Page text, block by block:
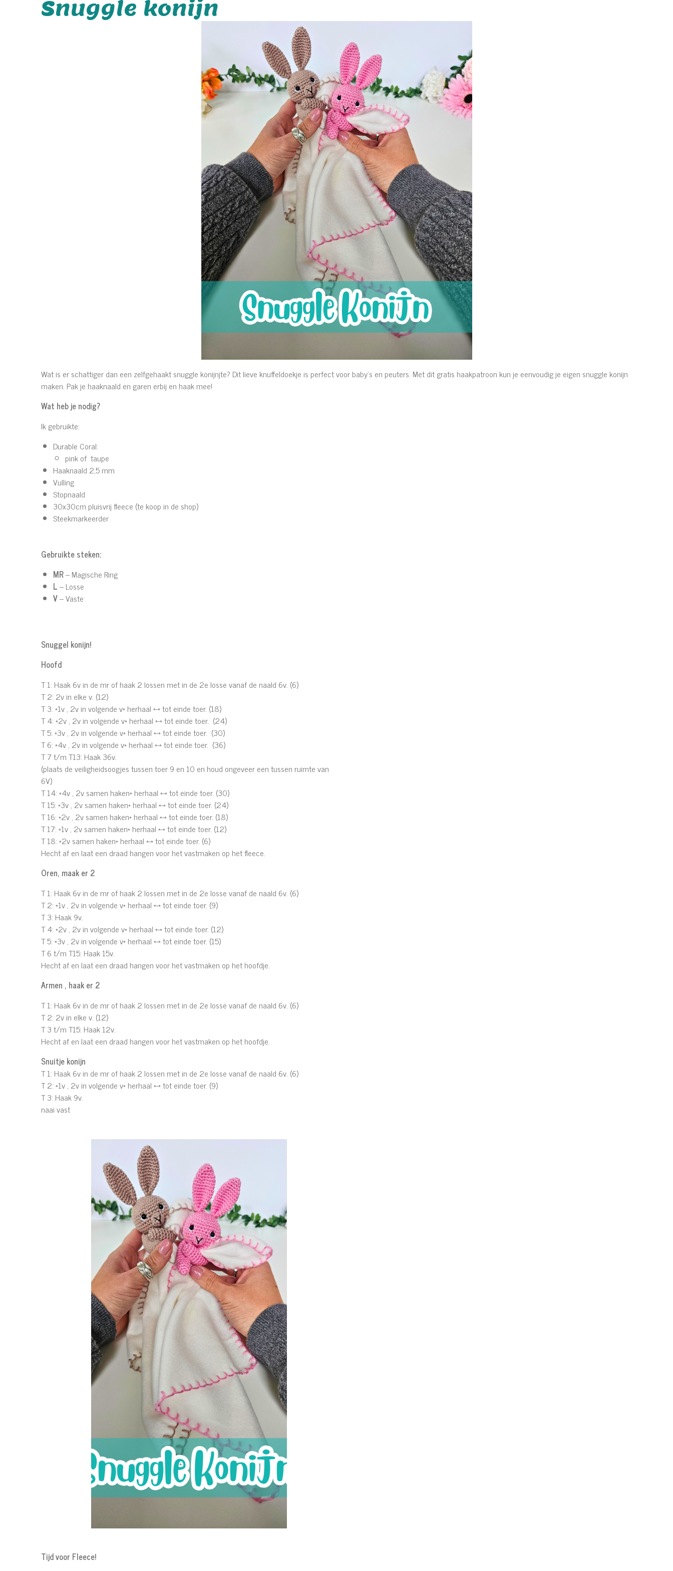
Snuggle konijn
Wat is er schattiger dan een zelfgehaakt snuggle konijnjte? Dit lieve knuffeldoekje is perfect voor baby's en peuters. Met dit gratis haakpatroon kun je eenvoudig je eigen snuggle konijn
maken. Pak je haaknaald en garen erbij en haak mee!
Wat heb je nodig?
Ik gebruikte:
Durable Coral:
pink of taupe
Haaknaald 2,5 mm
Vulling
Stopnaald
30x30cm pluisvrij fleece (te koop in de shop)
Steekmarkeerder
Gebruikte steken:
MR– Magische Ring
L– Losse
V– Vaste
Snuggel konijn!
Hoofd
T 1: Haak 6v in de mr of haak 2 lossen met in de 2e losse vanaf de naald 6v. (6)
T 2: 2v in elke v. (12)
T 3: *1v , 2v in volgende v* herhaal *-* tot einde toer. (18)
T 4: *2v , 2v in volgende v* herhaal *-* tot einde toer. (24)
T 5: *3v , 2v in volgende v* herhaal *-* tot einde toer. (30)
T 6: *4v , 2v in volgende v* herhaal *-* tot einde toer. (36)
T 7 t/m T13: Haak 36v.
(plaats de veiligheidsoogjes tussen toer 9 en 10 en houd ongeveer een tussen ruimte van
6V)
T 14: *4v , 2v samen haken* herhaal *-* tot einde toer. (30)
T 15: *3v , 2v samen haken* herhaal *-* tot einde toer. (24)
T 16: *2v , 2v samen haken* herhaal *-* tot einde toer. (18)
T 17: *1v , 2v samen haken* herhaal *-* tot einde toer. (12)
T 18: *2v samen haken* herhaal *-* tot einde toer. (6)
Hecht af en laat een draad hangen voor het vastmaken op het fleece.
Oren, maak er 2
T 1: Haak 6v in de mr of haak 2 lossen met in de 2e losse vanaf de naald 6v. (6)
T 2: *1v , 2v in volgende v* herhaal *-* tot einde toer. (9)
T 3: Haak 9v.
T 4: *2v , 2v in volgende v* herhaal *-* tot einde toer. (12)
T 5: *3v , 2v in volgende v* herhaal *-* tot einde toer. (15)
T 6 t/m T15: Haak 15v.
Hecht af en laat een draad hangen voor het vastmaken op het hoofdje.
Armen , haak er 2
T 1: Haak 6v in de mr of haak 2 lossen met in de 2e losse vanaf de naald 6v. (6)
T 2: 2v in elke v. (12)
T 3 t/m T15: Haak 12v.
Hecht af en laat een draad hangen voor het vastmaken op het hoofdje.
Snuitje konijn
T 1: Haak 6v in de mr of haak 2 lossen met in de 2e losse vanaf de naald 6v. (6)
T 2: *1v , 2v in volgende v* herhaal *-* tot einde toer. (9)
T 3: Haak 9v.
naai vast
Tijd voor Fleece!